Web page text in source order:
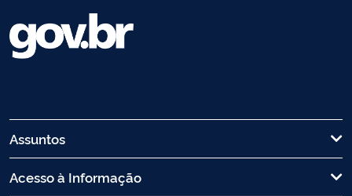
Assuntos
Acesso à Informação